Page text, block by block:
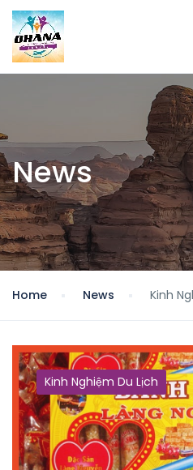
News
Home News Kinh
Kinh Nghiệm Du Lịch